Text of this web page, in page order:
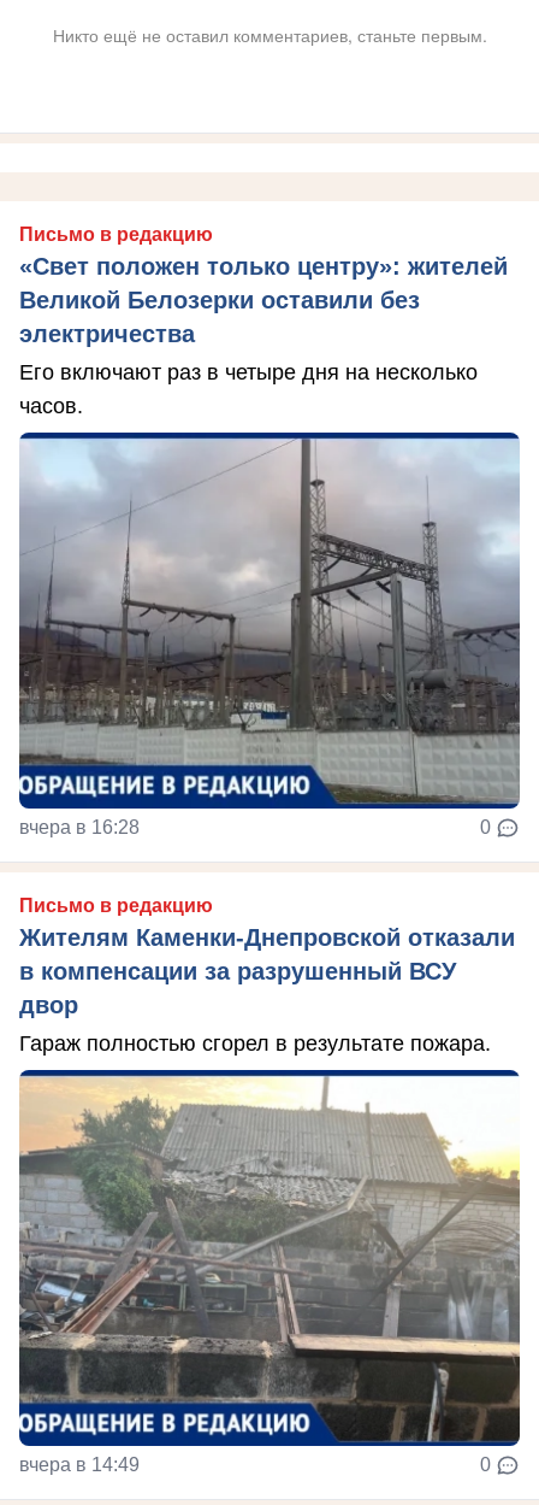
Никто ещё не оставил комментариев, станьте первым.
Письмо в редакцию
«Свет положен только центру»: жителей
Великой Белозерки оставили без
электричества
Его включают раз в четыре дня на несколько
часов.
вчера в 16:28 0
Письмо в редакцию
Жителям Каменки-Днепровской отказали
в компенсации за разрушенный ВСУ
двор
Гараж полностью сгорел в результате пожара.
вчера в 14:49 0